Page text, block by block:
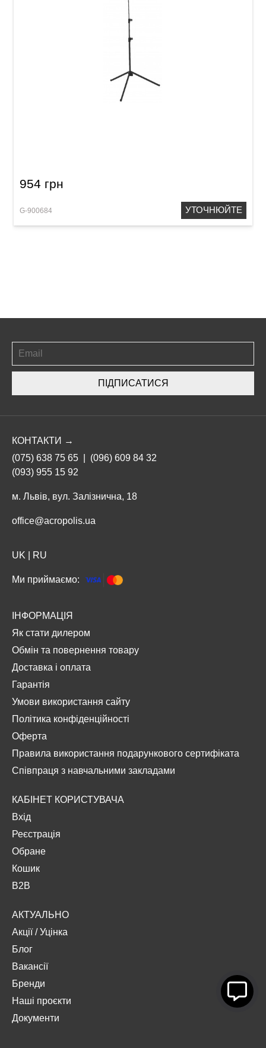
954 грн
G-900684 УТОЧНЮЙТЕ
ПІДПИСАТИСЯ
КОНТАКТИ →
(075) 638 75 65
(096) 609 84 32
(093) 955 15 92
м. Львів, вул. Залізнична, 18
office@acropolis.ua
UK RU
Ми приймаємо:
ІНФОРМАЦІЯ
Як стати дилером
Обмін та повернення товару
Доставка і оплата
Гарантія
Умови використання сайту
Політика конфіденційності
Оферта
Правила використання подарункового сертифіката
Співпраця з навчальними закладами
КАБІНЕТ КОРИСТУВАЧА
Вхід
Реєстрація
Обране
Кошик
B2B
АКТУАЛЬНО
Акції/Уцінка
Блог
Вакансії
Бренди
Наші проєкти
Документи